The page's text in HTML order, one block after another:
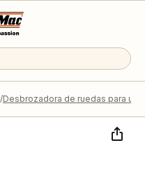
Desbrozadora de ruedas para